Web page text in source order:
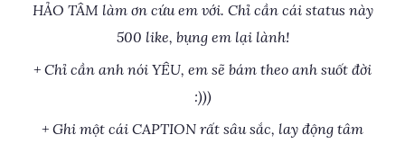
HẢO TÂM làm ơn cứu em với. Chỉ cần cái status này
500 like, bụng em lại lành!
+ Chỉ cần anh nói YÊU, em sẽ bám theo anh suốt đời
:)))
+ Ghi một cái CAPTION rất sâu sắc, lay động tâm